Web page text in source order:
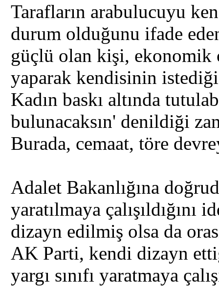
Tarafların arabulucuyu
durum olduğunu ifade
güçlü olan kişi, ekonomik
yaparak kendisinin
Kadın baskı altında
bulunacaksın' denildiği
Burada, cemaat, töre
Adalet Bakanlığına
yaratılmaya çalışıldığını
dizayn edilmiş olsa da
AK Parti, kendi dizayn
yargı sınıfı yaratmaya